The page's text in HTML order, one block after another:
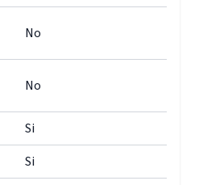
No
No
Si
Si